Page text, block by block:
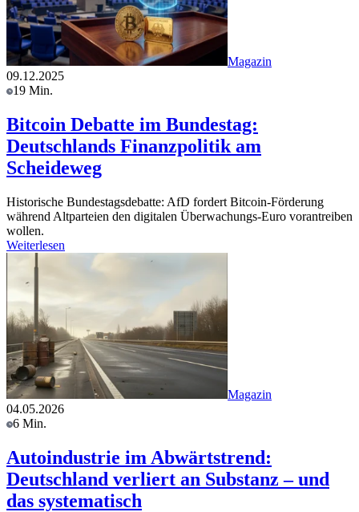
Magazin
09.12.2025
19 Min.
Bitcoin Debatte im Bundestag:
Deutschlands Finanzpolitik am
Scheideweg
Historische Bundestagsdebatte: AfD fordert Bitcoin-Förderung
während Altparteien den digitalen Überwachungs-Euro vorantreiben
wollen.
Weiterlesen
Magazin
04.05.2026
6 Min.
Autoindustrie im Abwärtstrend:
Deutschland verliert an Substanz – und
das systematisch